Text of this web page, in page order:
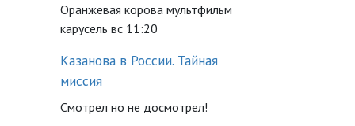
Оранжевая корова мультфильм
карусель вс 11:20
Казанова в России. Тайная
миссия
Смотрел но не досмотрел!